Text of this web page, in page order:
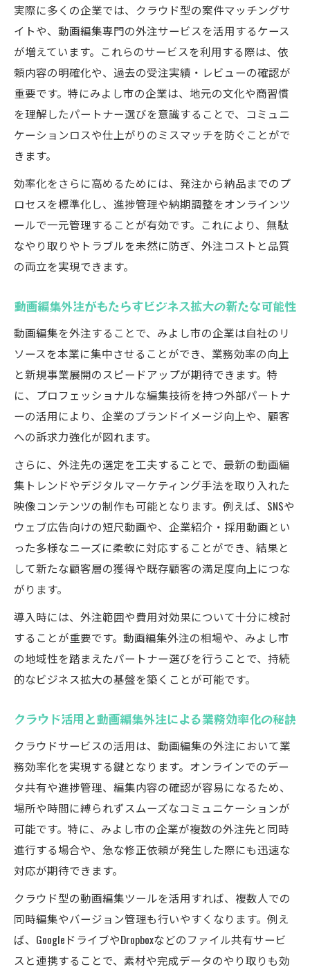
動画編集外注がもたらす経営資源の有効活
用術
企業の動画編集外注が促進するコスト最適
化の実例
効率化を実現する動画編集サービスの選び方
動画編集サービス選定で重視すべき比較ポ
方ガイド
企業の動画編集外注で失敗しないパートナ
動画編集業者の実績チェックで見極める信
動画編集サービス選びで重要な品質とコス
トのバランス
地域特性を生かした動画編集外注の手法
地域密着型の動画編集外注で得られる独自
メリット
地元の商習慣を活かした動画編集外注の進
め方
動画編集外注で地域企業と連携する際のポ
イント
地域特性を反映した動画編集外注の実践例
を紹介
動画編集外注が地域活性化につながる理由
とは
動画編集外注で成功する企業のポイント
動画編集外注で成果を出す企業の共通点を
解説
成功企業に学ぶ動画編集外注の活用術とは
動画編集外注を成功へ導くコミュニケーシ
動画編集外注の効率化で利益最大化を目指
す方法
企業の動画編集外注で重視したい品質管理
のコツ
動画編集とデジタル化が導く新たな経営戦略
動画編集外注とデジタル化で変わる経営戦
略の最前線
の連携術
実際に多くの企業では、クラウド型の案件マッチングサ
イトや、動画編集専門の外注サービスを活用するケース
が増えています。これらのサービスを利用する際は、依
頼内容の明確化や、過去の受注実績・レビューの確認が
重要です。特にみよし市の企業は、地元の文化や商習慣
を理解したパートナー選びを意識することで、コミュニ
ケーションロスや仕上がりのミスマッチを防ぐことがで
きます。
効率化をさらに高めるためには、発注から納品までのプ
ロセスを標準化し、進捗管理や納期調整をオンラインツ
ールで一元管理することが有効です。これにより、無駄
なやり取りやトラブルを未然に防ぎ、外注コストと品質
の両立を実現できます。
動画編集外注がもたらすビジネス拡大の新たな可能性
動画編集を外注することで、みよし市の企業は自社のリ
ソースを本業に集中させることができ、業務効率の向上
と新規事業展開のスピードアップが期待できます。特
に、プロフェッショナルな編集技術を持つ外部パートナ
ーの活用により、企業のブランドイメージ向上や、顧客
への訴求力強化が図れます。
さらに、外注先の選定を工夫することで、最新の動画編
集トレンドやデジタルマーケティング手法を取り入れた
映像コンテンツの制作も可能となります。例えば、SNSや
ウェブ広告向けの短尺動画や、企業紹介・採用動画とい
った多様なニーズに柔軟に対応することができ、結果と
して新たな顧客層の獲得や既存顧客の満足度向上につな
がります。
導入時には、外注範囲や費用対効果について十分に検討
することが重要です。動画編集外注の相場や、みよし市
の地域性を踏まえたパートナー選びを行うことで、持続
的なビジネス拡大の基盤を築くことが可能です。
クラウド活用と動画編集外注による業務効率化の秘訣
クラウドサービスの活用は、動画編集の外注において業
務効率化を実現する鍵となります。オンラインでのデー
タ共有や進捗管理、編集内容の確認が容易になるため、
場所や時間に縛られずスムーズなコミュニケーションが
可能です。特に、みよし市の企業が複数の外注先と同時
進行する場合や、急な修正依頼が発生した際にも迅速な
対応が期待できます。
クラウド型の動画編集ツールを活用すれば、複数人での
同時編集やバージョン管理も行いやすくなります。例え
ば、GoogleドライブやDropboxなどのファイル共有サービ
スと連携することで、素材や完成データのやり取りも効